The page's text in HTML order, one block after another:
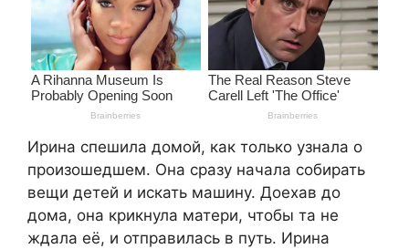
Ирина спешила домой, как только узнала о
произошедшем. Она сразу начала собирать
вещи детей и искать машину. Доехав до
дома, она крикнула матери, чтобы та не
ждала её, и отправилась в путь. Ирина